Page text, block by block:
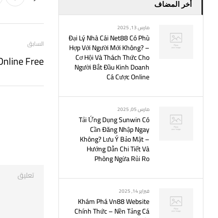
أخر المضاف
مارس 13, 2025
Đại Lý Nhà Cái Net88 Có Phù
Hợp Với Người Mới Không? –
Cơ Hội Và Thách Thức Cho
Người Bắt Đầu Kinh Doanh
Cá Cược Online
مارس 05, 2025
Tải Ứng Dụng Sunwin Có
Cần Đăng Nhập Ngay
Không? Lưu Ý Bảo Mật –
Hướng Dẫn Chi Tiết Và
Phòng Ngừa Rủi Ro
فبراير 14, 2025
Khám Phá Vn88 Website
Chính Thức – Nền Tảng Cá
السابق
Free